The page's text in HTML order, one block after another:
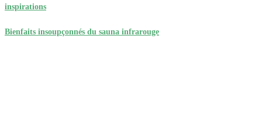
inspirations
Bienfaits insoupçonnés du sauna infrarouge